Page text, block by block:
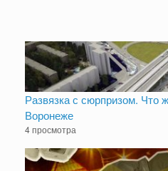
Развязка с сюрпризом. Что
Воронеже
4 просмотра